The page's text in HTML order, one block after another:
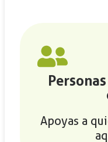
Apoyas a